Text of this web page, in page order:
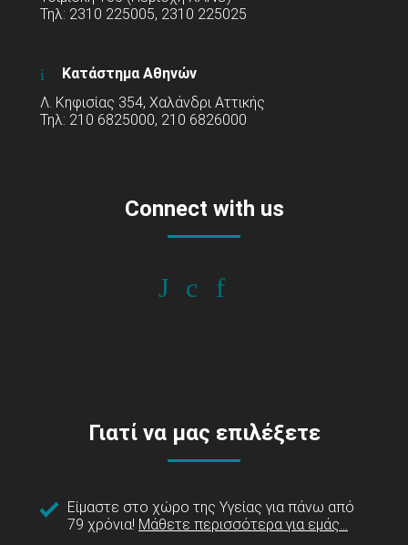
Τηλ: 2310 225005, 2310 225025
Κατάστημα Αθηνών
Λ. Κηφισίας 354, Χαλάνδρι Αττικής
Τηλ: 210 6825000, 210 6826000
Connect with us
Γιατί να μας επιλέξετε
Είμαστε στο χώρο της Υγείας για πάνω από
79 χρόνια! Μάθετε περισσότερα για εμάς...